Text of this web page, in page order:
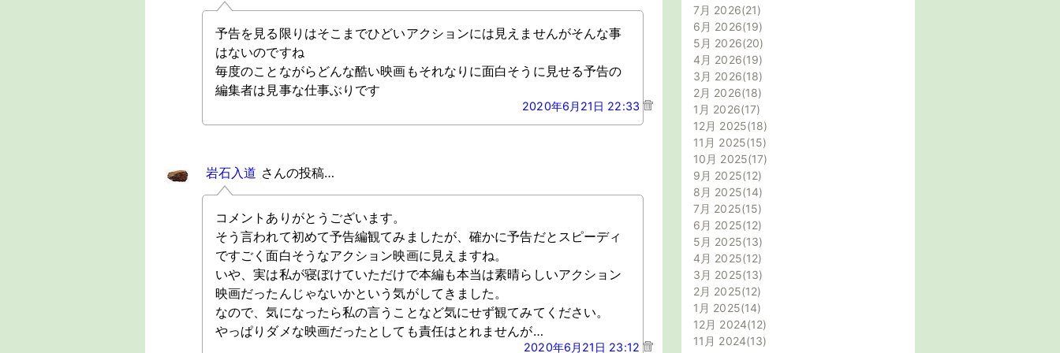
予告を見る限りはそこまでひどいアクションには見えませんがそんな事
はないのですね
毎度のことながらどんな酷い映画もそれなりに面白そうに見せる予告の
編集者は見事な仕事ぶりです
2020年6月21日 22:33
岩石入道 さんの投稿…
コメントありがとうございます。
そう言われて初めて予告編観てみましたが、確かに予告だとスピーディ
ですごく面白そうなアクション映画に見えますね。
いや、実は私が寝ぼけていただけで本編も本当は素晴らしいアクション
映画だったんじゃないかという気がしてきました。
なので、気になったら私の言うことなど気にせず観てみてください。
やっぱりダメな映画だったとしても責任はとれませんが…
2020年6月21日 23:12
7月 2026 21
6月 2026 19
5月 2026 20
4月 2026 19
3月 2026 18
2月 2026 18
1月 2026 17
12月 2025 18
11月 2025 15
10月 2025 17
9月 2025 12
8月 2025 14
7月 2025 15
6月 2025 12
5月 2025 13
4月 2025 12
3月 2025 13
2月 2025 12
1月 2025 14
12月 2024 12
11月 2024 13